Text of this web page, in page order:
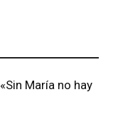
María no hay